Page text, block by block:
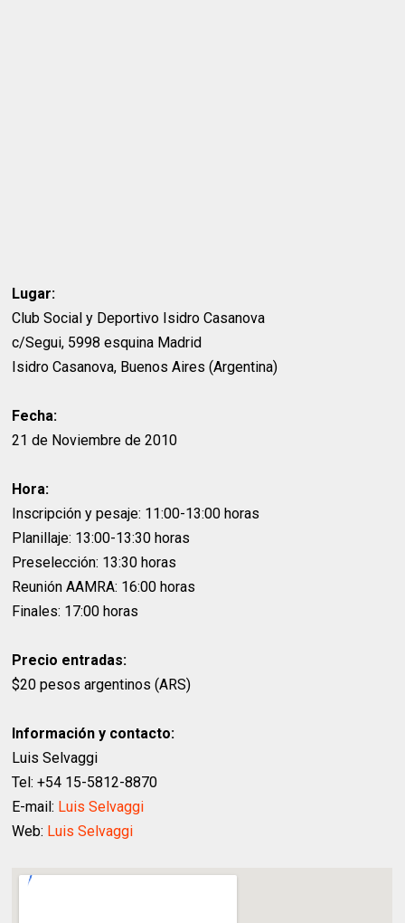
Lugar:
Club Social y Deportivo Isidro Casanova
c/Segui, 5998 esquina Madrid
Isidro Casanova, Buenos Aires (Argentina)
Fecha:
21 de Noviembre de 2010
Hora:
Inscripción y pesaje: 11:00-13:00 horas
Planillaje: 13:00-13:30 horas
Preselección: 13:30 horas
Reunión AAMRA: 16:00 horas
Finales: 17:00 horas
Precio entradas:
$20 pesos argentinos (ARS)
Información y contacto:
Luis Selvaggi
Tel: +54 15-5812-8870
E-mail: Luis Selvaggi
Web: Luis Selvaggi